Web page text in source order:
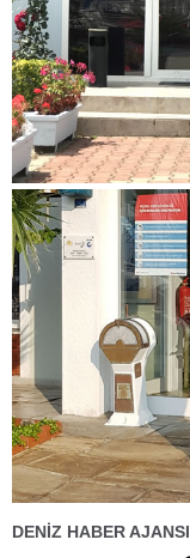
DENİZ HABER AJANSI